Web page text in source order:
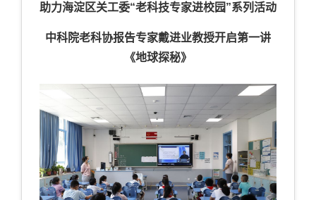
助力海淀区关工委“老科技专家进校园”系列活动
中科院老科协报告专家戴进业教授开启第一讲
《地球探秘》